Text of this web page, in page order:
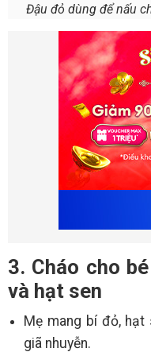
Đậu đỏ dùng để nấu
3. Cháo cho
và hạt sen
Mẹ mang bí đỏ,
giã nhuyễn.